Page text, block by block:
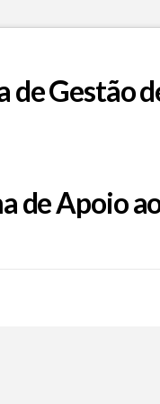
de Gestão
de Apoio